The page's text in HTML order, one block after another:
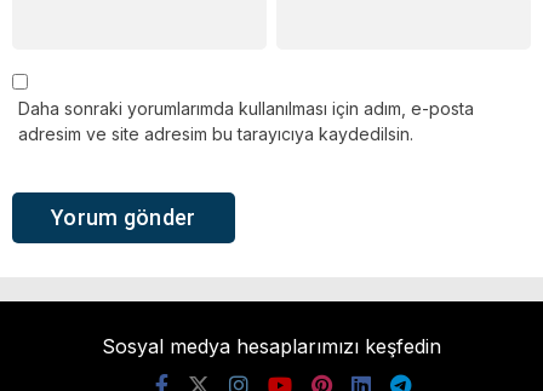
Daha sonraki yorumlarımda kullanılması için adım, e-posta
adresim ve site adresim bu tarayıcıya kaydedilsin.
Sosyal medya hesaplarımızı keşfedin